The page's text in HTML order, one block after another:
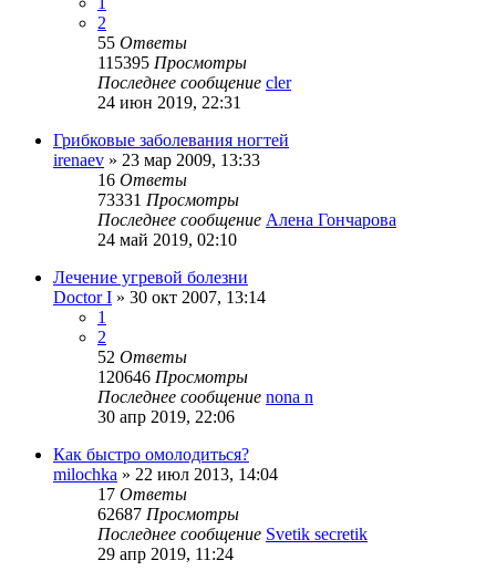
2
55 Ответы
115395 Просмотры
Последнее сообщение cler
24 июн 2019, 22:31
Грибковые заболевания ногтей
irenaev » 23 мар 2009, 13:33
16 Ответы
73331 Просмотры
Последнее сообщение Алена Гончарова
24 май 2019, 02:10
Лечение угревой болезни
Doctor I » 30 окт 2007, 13:14
1
2
52 Ответы
120646 Просмотры
Последнее сообщение nona n
30 апр 2019, 22:06
Как быстро омолодиться?
milochka » 22 июл 2013, 14:04
17 Ответы
62687 Просмотры
Последнее сообщение Svetik secretik
29 апр 2019, 11:24